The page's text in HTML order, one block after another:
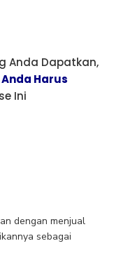
Anda Dapatkan,
Harus
Ini
dengan menjual
sebagai